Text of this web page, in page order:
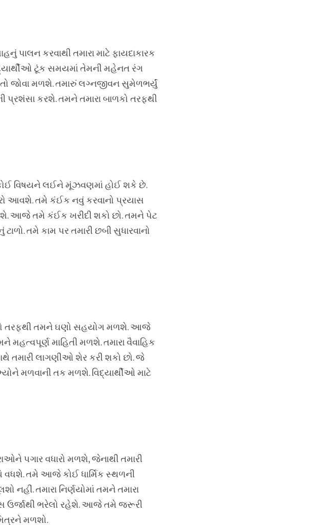
પાલન કરવાથી તમારા માટે ફાયદાકારક
ટૂંક સમયમાં તેમની મહેનત રંગ
જોવા મળશે. તમારું લગ્નજીવન સુમેળભર્યું
પ્રશંસા કરશે. તમને તમારા બાળકો તરફથી
કોઈ વિષયને લઈને મૂંઝવણમાં હોઈ શકે છે.
આવશે. તમે કંઈક નવું કરવાનો પ્રયાસ
થશે. આજે તમે કંઈક ખરીદી શકો છો. તમને પેટ
તમે કામ પર તમારી છબી સુધારવાનો
તરફથી તમને ઘણો સહયોગ મળશે. આજે
મહત્વપૂર્ણ માહિતી મળશે. તમારા વૈવાહિક
તમારી લાગણીઓ શેર કરી શકો છો. જે
મળવાની તક મળશે. વિદ્યાર્થીઓ માટે
પગાર વધારો મળશે, જેનાથી તમારી
તમે આજે કોઈ ધાર્મિક સ્થળની
તમારા નિર્ણયોમાં તમને તમારા
ઉર્જાથી ભરેલો રહેશે. આજે તમે જરૂરી
મળશો.